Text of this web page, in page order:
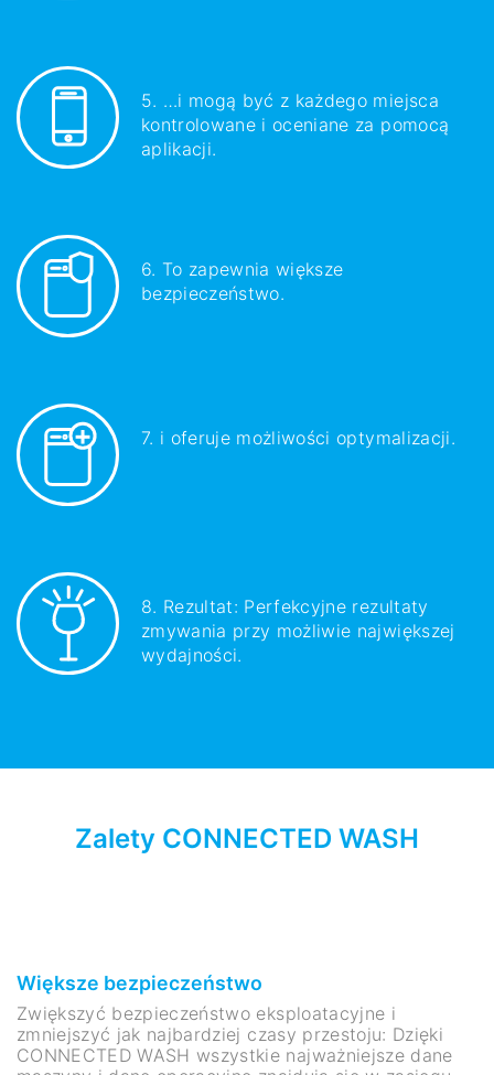
5. …i mogą być z każdego miejsca
kontrolowane i oceniane za pomocą
aplikacji.
6. To zapewnia większe
bezpieczeństwo.
7. i oferuje możliwości optymalizacji.
8. Rezultat: Perfekcyjne rezultaty
zmywania przy możliwie największej
wydajności.
Zalety CONNECTED WASH
Większe bezpieczeństwo
Zwiększyć bezpieczeństwo eksploatacyjne i
zmniejszyć jak najbardziej czasy przestoju: Dzięki
CONNECTED WASH wszystkie najważniejsze dane